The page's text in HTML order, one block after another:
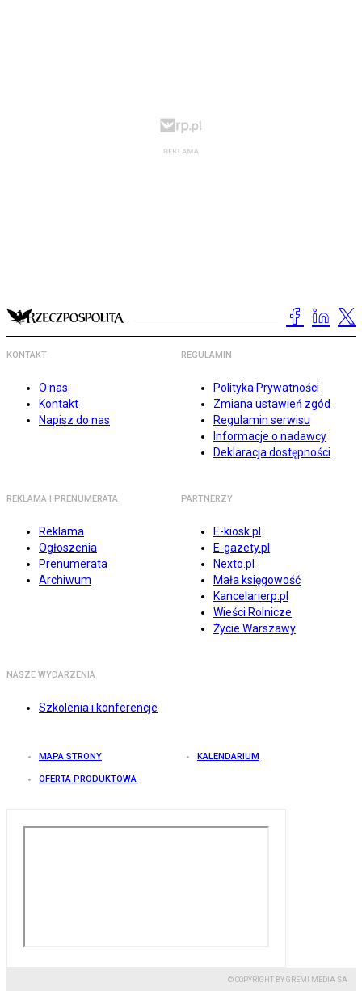
KONTAKT
O nas
Kontakt
Napisz do nas
REGULAMIN
Polityka Prywatności
Zmiana ustawień zgód
Regulamin serwisu
Informacje o nadawcy
Deklaracja dostępności
REKLAMA I PRENUMERATA
Reklama
Ogłoszenia
Prenumerata
Archiwum
PARTNERZY
E-kiosk.pl
E-gazety.pl
Nexto.pl
Mała księgowość
Kancelarierp.pl
Wieści Rolnicze
Życie Warszawy
NASZE WYDARZENIA
Szkolenia i konferencje
MAPA STRONY KALENDARIUM
OFERTA PRODUKTOWA
© COPYRIGHT BY GREMI MEDIA SA